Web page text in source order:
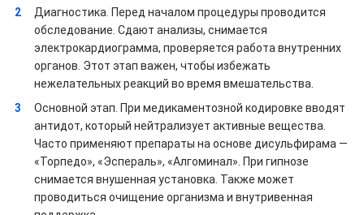
Диагностика. Перед началом процедуры проводится
обследование. Сдают анализы, снимается
электрокардиограмма, проверяется работа внутренних
органов. Этот этап важен, чтобы избежать
нежелательных реакций во время вмешательства.
Основной этап. При медикаментозной кодировке вводят
антидот, который нейтрализует активные вещества.
Часто применяют препараты на основе дисульфирама —
«Торпедо», «Эспераль», «Алгоминал». При гипнозе
снимается внушенная установка. Также может
проводиться очищение организма и внутривенная